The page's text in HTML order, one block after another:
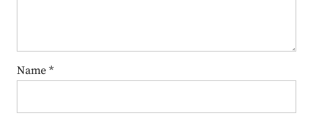
Name *